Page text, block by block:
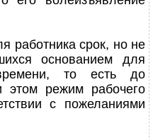
работника срок, но не
основанием для
времени, то есть до
этом режим рабочего
с пожеланиями